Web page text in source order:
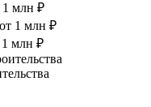
1 млн ₽
1 млн ₽